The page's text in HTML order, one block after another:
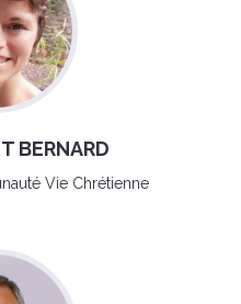
BERNARD
Vie Chrétienne